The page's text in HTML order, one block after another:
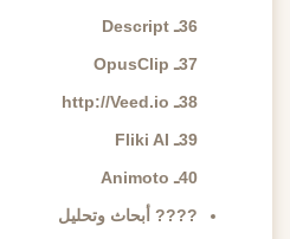
36ـ Descript
37ـ OpusClip
38ـ http://Veed.io
39ـ Fliki AI
40ـ Animoto
???? أبحاث وتحليل